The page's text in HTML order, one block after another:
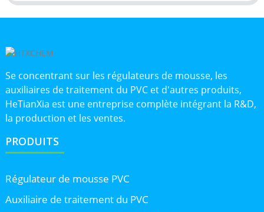
Se concentrant sur les régulateurs de mousse, les
auxiliaires de traitement du PVC et d'autres produits,
HeTianXia est une entreprise complète intégrant la R&D,
la production et les ventes.
PRODUITS
Régulateur de mousse PVC
Auxiliaire de traitement du PVC